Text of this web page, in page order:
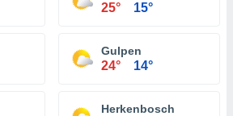
25° 15°
Gulpen
24° 14°
Herkenbosch